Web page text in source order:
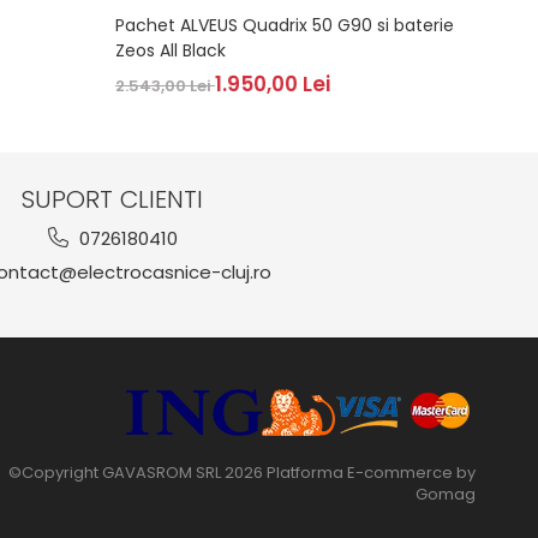
Pachet ALVEUS Quadrix 50 G90 si baterie
Zeos All Black
2.543,00 Lei1.950,00 Lei
SUPORT CLIENTI
0726180410
cluj.ro
©Copyright GAVASROM SRL 2026 Platforma E-commerce by
Gomag